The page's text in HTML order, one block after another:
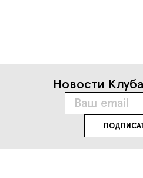
Новости